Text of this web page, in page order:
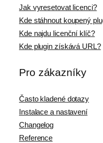
Jak vyresetovat licenci?
Kde stáhnout koupený
Kde najdu licenční klíč?
Kde plugin získává URL?
Pro zákazníky
Často kladené dotazy
Instalace a nastavení
Changelog
Reference